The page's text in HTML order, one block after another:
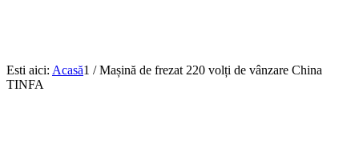
Esti aici: Acasă1 / Mașină de frezat 220 volți de vânzare China
TINFA